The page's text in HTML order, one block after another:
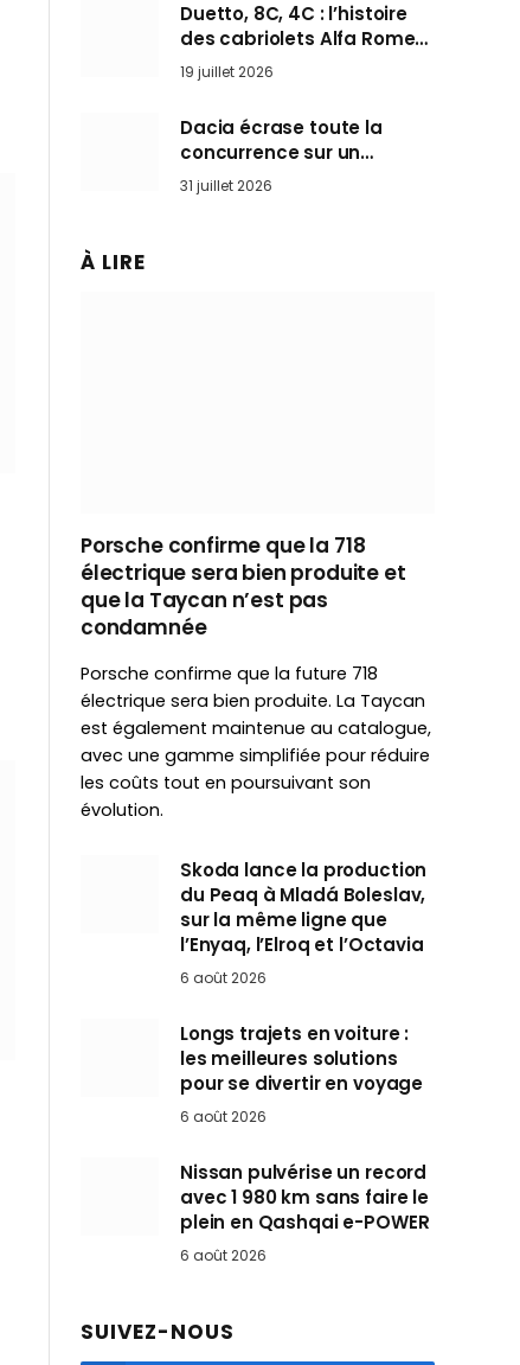
Duetto, 8C, 4C : l’histoire
des cabriolets Alfa Romeo,
ces Spider qui ont défini
l’art de rouler cheveux au
vent
19 juillet 2026
Dacia écrase toute la
concurrence sur un
marché où personne ne
l’attendait
31 juillet 2026
À LIRE
Porsche confirme que la 718
électrique sera bien produite et
que la Taycan n’est pas
condamnée
Porsche confirme que la future 718
électrique sera bien produite. La Taycan
est également maintenue au catalogue,
avec une gamme simplifiée pour réduire
les coûts tout en poursuivant son
évolution.
Skoda lance la production
du Peaq à Mladá Boleslav,
sur la même ligne que
l’Enyaq, l’Elroq et l’Octavia
6 août 2026
Longs trajets en voiture :
les meilleures solutions
pour se divertir en voyage
6 août 2026
Nissan pulvérise un record
avec 1 980 km sans faire le
plein en Qashqai e-POWER
6 août 2026
SUIVEZ-NOUS